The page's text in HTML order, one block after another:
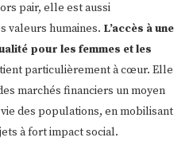
pair, elle est aussi
valeurs humaines. L’accès à une
pour les femmes et les
particulièrement à cœur. Elle
marchés financiers un moyen
des populations, en mobilisant
à fort impact social.